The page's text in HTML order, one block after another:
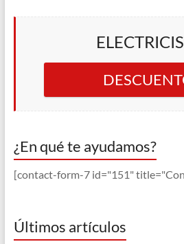
¿En qué te ayudamos?
[contact-form-7 id="151"
Últimos artículos